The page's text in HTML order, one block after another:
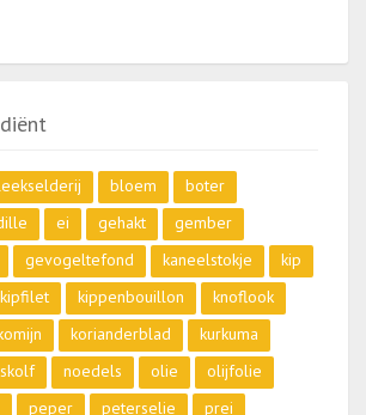
bloem
boter
ei gehakt
gember
gevogeltefond kaneelstokje
kip
kipfilet kippenbouillon
knoflook
korianderblad
kurkuma
noedels olie
olijfolie
peper peterselie prei